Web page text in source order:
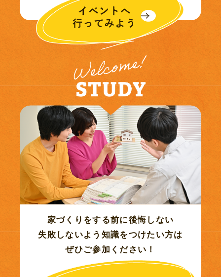
2022年09月 (1)
2022年08月 (1)
2022年05月 (4)
2022年04月 (8)
2022年03月 (11)
2022年02月 (11)
2021年11月 (2)
家づくりをする前に後悔しない
失敗しないよう知識をつけたい方は
ぜひご参加ください！